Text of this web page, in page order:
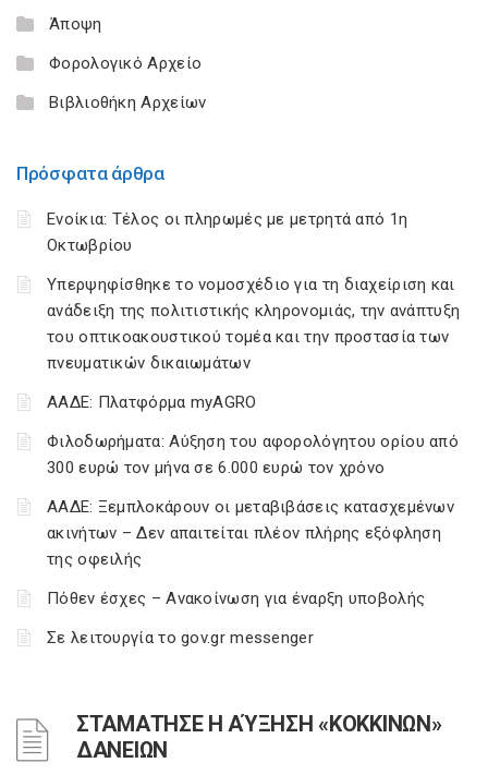
Άποψη
Φορολογικό Αρχείο
Βιβλιοθήκη Αρχείων
Πρόσφατα άρθρα
Ενοίκια: Τέλος οι πληρωμές με μετρητά από 1η
Οκτωβρίου
Υπερψηφίσθηκε το νομοσχέδιο για τη διαχείριση και
ανάδειξη της πολιτιστικής κληρονομιάς, την ανάπτυξη
του οπτικοακουστικού τομέα και την προστασία των
πνευματικών δικαιωμάτων
ΑΑΔΕ: Πλατφόρμα myAGRO
Φιλοδωρήματα: Αύξηση του αφορολόγητου ορίου από
300 ευρώ τον μήνα σε 6.000 ευρώ τον χρόνο
ΑΑΔΕ: Ξεμπλοκάρουν οι μεταβιβάσεις κατασχεμένων
ακινήτων – Δεν απαιτείται πλέον πλήρης εξόφληση
της οφειλής
Πόθεν έσχες – Ανακοίνωση για έναρξη υποβολής
Σε λειτουργία το gov.gr messenger
ΣΤΑΜΑΤΗΣΕ Η ΑΎΞΗΣΗ «ΚΟΚΚΙΝΩΝ»
ΔΑΝΕΙΩΝ